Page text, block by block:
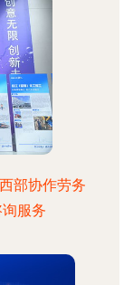
部协作劳务
服务